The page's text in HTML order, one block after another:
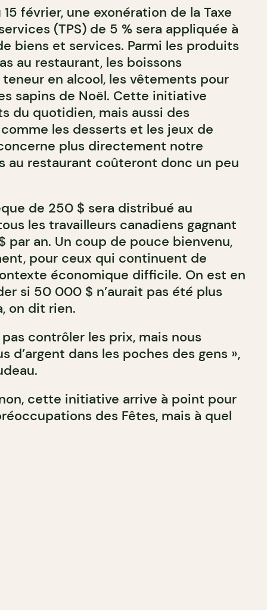
février, une exonération de la Taxe
(TPS) de 5 % sera appliquée à
biens et services. Parmi les produits
au restaurant, les boissons
en alcool, les vêtements pour
sapins de Noël. Cette initiative
du quotidien, mais aussi des
les desserts et les jeux de
plus directement notre
au restaurant coûteront donc un peu
de 250 $ sera distribué au
les travailleurs canadiens gagnant
par an. Un coup de pouce bienvenu,
pour ceux qui continuent de
économique difficile. On est en
si 50 000 $ n’aurait pas été plus
on dit rien.
contrôler les prix, mais nous
d’argent dans les poches des gens »,
cette initiative arrive à point pour
des Fêtes, mais à quel